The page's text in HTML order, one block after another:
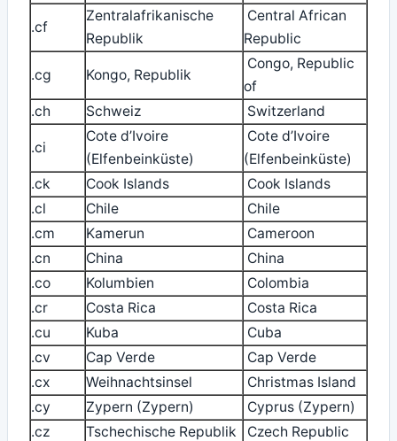
.cf
Zentralafrikanische
Republik
Central African
Republic
.cg Kongo, Republik
Congo, Republic
of
.ch
Schweiz Switzerland
.ci
Cote d’Ivoire
(Elfenbeinküste)
Cote d’Ivoire
(Elfenbeinküste)
.ck
Cook Islands
Cook Islands
.cl
Chile
Chile
.cm
Kamerun
Cameroon
.cn
China
China
.co
Kolumbien
Colombia
.cr
Costa Rica
Costa Rica
.cu
Kuba
Cuba
.cv
Cap Verde
Cap Verde
.cx
Weihnachtsinsel
Christmas Island
.cy
Zypern (Zypern)
Cyprus (Zypern)
.cz
Tschechische Republik
Czech Republic